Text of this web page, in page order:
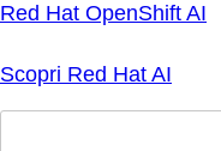
Red Hat OpenShift AI
Scopri Red Hat AI